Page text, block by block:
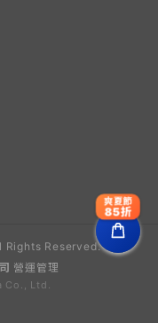
Rights Reserved.
營運管理
Co., Ltd.
爽夏節
85折